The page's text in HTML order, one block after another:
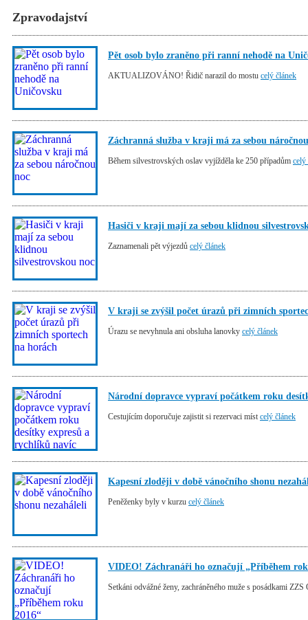
Zpravodajství
Pět osob bylo zraněno při ranní nehodě na
AKTUALIZOVÁNO! Řidič narazil do mostu celý článek
Záchranná služba v kraji má za sebou
Během silvestrovských oslav vyjížděla ke 250 případům celý
Hasiči v kraji mají za sebou klidnou
Zaznamenali pět výjezdů celý článek
V kraji se zvýšil počet úrazů při zimních
Úrazu se nevyhnula ani obsluha lanovky celý článek
Národní dopravce vypraví počátkem roku
Cestujícím doporučuje zajistit si rezervaci míst celý článek
Kapesní zloději v době vánočního shonu
Peněženky byly v kurzu celý článek
VIDEO! Záchranáři ho označují „Příběhem
Setkáni odvážné ženy, zachráněného muže s posádkami